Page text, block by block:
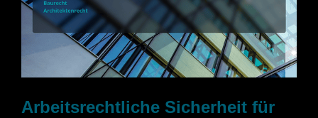
Arbeitsrechtliche Sicherheit für